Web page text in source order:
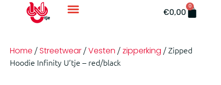
€0,00
0
Home /Streetwear /Vesten / zipperking / Zipped
Hoodie Infinity U’tje – red/black